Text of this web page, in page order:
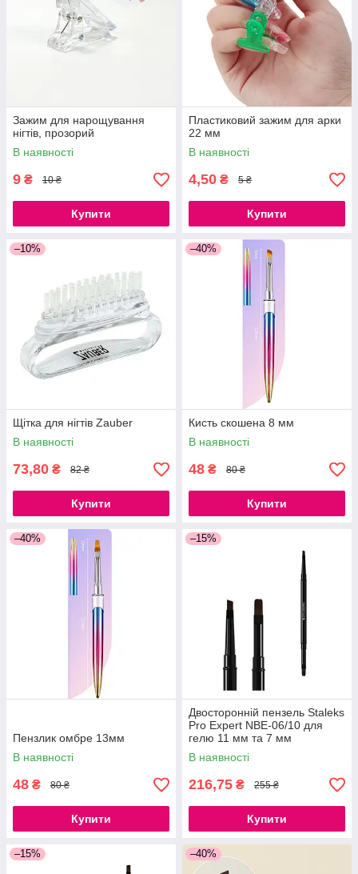
Зажим для нарощування
нігтів, прозорий
В наявності
9 ₴ 10 ₴
Купити
Пластиковий зажим для арки
22 мм
В наявності
4,50 ₴ 5 ₴
Купити
–10%
Щітка для нігтів Zauber
В наявності
73,80 ₴ 82 ₴
Купити
–40%
Кисть скошена 8 мм
В наявності
48 ₴ 80 ₴
Купити
–40%
Пензлик омбре 13мм
В наявності
48 ₴ 80 ₴
Купити
–15%
Двосторонній пензель Staleks
Pro Expert NBE-06/10 для
гелю 11 мм та 7 мм
В наявності
216,75 ₴ 255 ₴
Купити
–15% –40%